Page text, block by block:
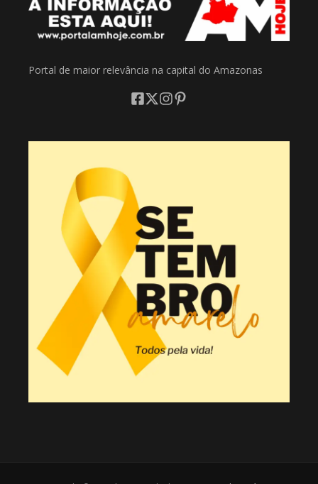
Portal de maior relevância na capital do Amazonas